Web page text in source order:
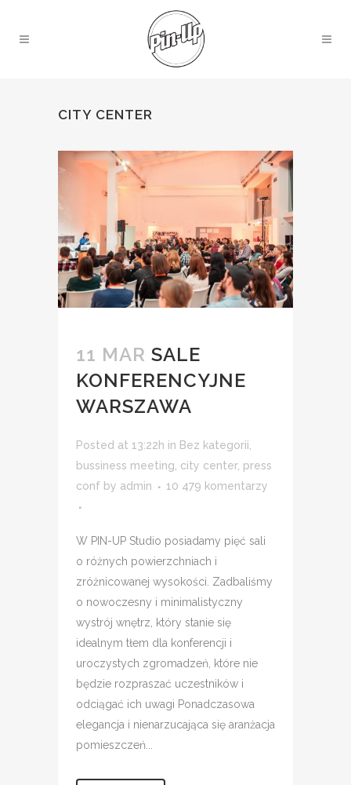
CITY CENTER
11 MAR SALE
KONFERENCYJNE
WARSZAWA
Posted at 13:22h in Bez kategorii
bussiness meeting city center, press
conf by admin 10 479 komentarzy
W PIN-UP Studio posiadamy pięć sali
o różnych powierzchniach i
zróżnicowanej wysokości. Zadbaliśmy
o nowoczesny i minimalistyczny
wystrój wnętrz, który stanie się
idealnym tłem dla konferencji i
uroczystych zgromadzeń, które nie
będzie rozpraszać uczestników i
odciągać ich uwagi Ponadczasowa
elegancja i nienarzucająca się aranżacja
pomieszczeń...